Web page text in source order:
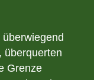
überquerten
Grenze